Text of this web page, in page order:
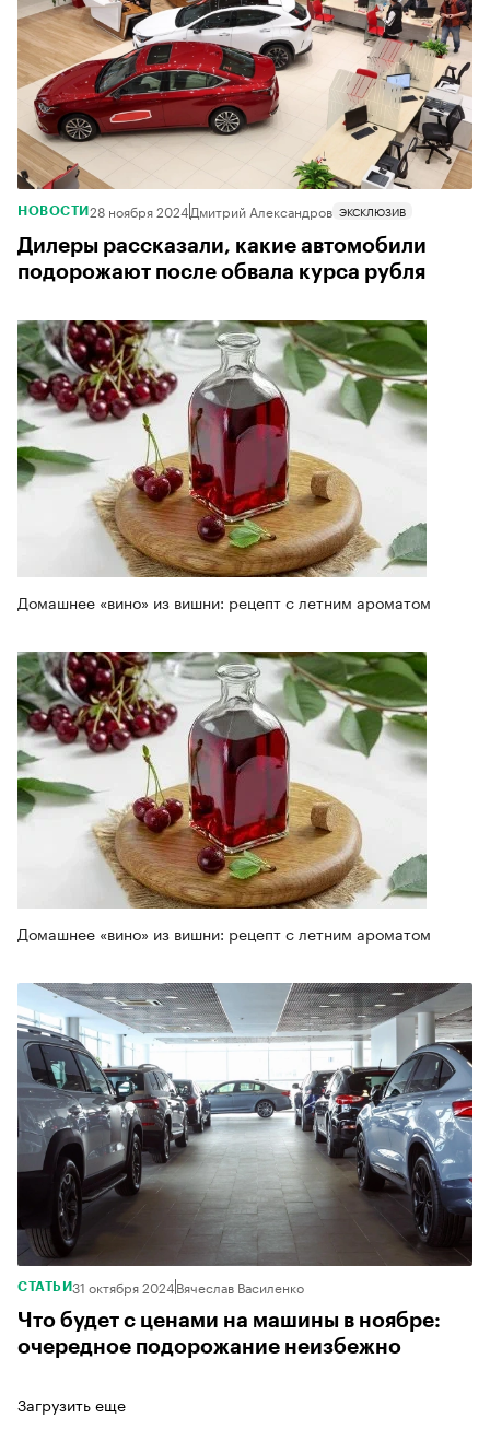
НОВОСТИ 28 ноября 2024Дмитрий Александров ЭКСКЛЮЗИВ
Дилеры рассказали, какие автомобили
подорожают после обвала курса рубля
Домашнее «вино» из вишни: рецепт с летним ароматом
Домашнее «вино» из вишни: рецепт с летним ароматом
СТАТЬИ31 октября 2024Вячеслав Василенко
Что будет с ценами на машины в ноябре:
очередное подорожание неизбежно
Загрузить еще